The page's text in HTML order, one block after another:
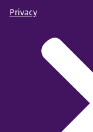
Privacy